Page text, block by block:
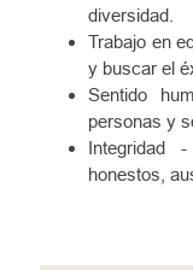
diversidad.
Trabajo en
y buscar el
Sentido
personas y
Integridad
honestos,